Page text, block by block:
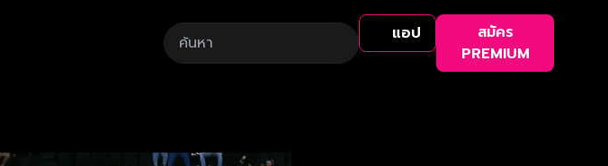
แอป
สมัคร
PREMIUM